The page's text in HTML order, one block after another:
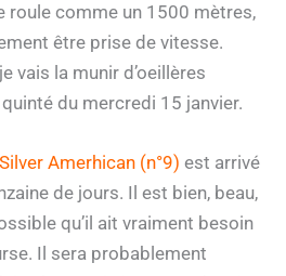
roule comme un 1500 mètres,
être prise de vitesse.
vais la munir d’oeillères
du mercredi 15 janvier.
Silver Amerhican (n°9) est arrivé
de jours. Il est bien, beau,
qu’il ait vraiment besoin
Il sera probablement